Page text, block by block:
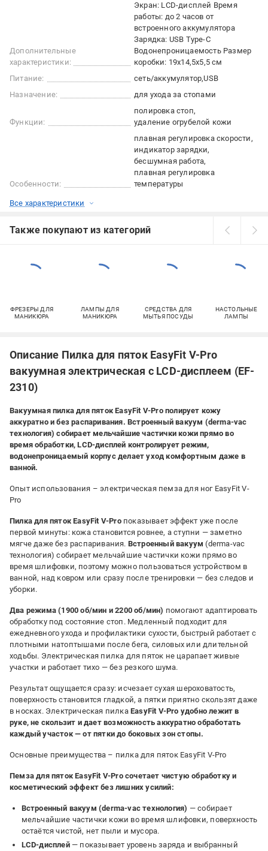
Дополнительные
характеристики:
Экран: LCD-дисплей Время
работы: до 2 часов от
встроенного аккумулятора
Зарядка: USB Type-C
Водонепроницаемость Размер
коробки: 19x14,5x5,5 см
Питание:
сеть/аккумулятор USB
Назначение:
для ухода за стопами
Функции:
полировка стоп
удаление огрубелой кожи
Особенности:
плавная регулировка скорости
индикатор зарядки
бесшумная работа
плавная регулировка
температуры
Все характеристики
Также покупают из категорий
ФРЕЗЕРЫ ДЛЯ
МАНИКЮРА
ЛАМПЫ ДЛЯ
МАНИКЮРА
СРЕДСТВА ДЛЯ
МЫТЬЯ ПОСУДЫ
НАСТОЛЬНЫЕ
ЛАМПЫ
Описание Пилка для пяток EasyFit V-Pro
вакуумная электрическая с LCD-дисплеем (EF-
2310)
Вакуумная пилка для пяток EasyFit V-Pro полирует кожу
аккуратно и без распаривания. Встроенный вакуум (derma-vac
технология) собирает мельчайшие частички кожи прямо во
время обработки, LCD-дисплей контролирует режим,
водонепроницаемый корпус делает уход комфортным даже в
ванной.
Опыт использования – электрическая пемза для ног EasyFit V-
Pro
Пилка для пяток EasyFit V-Proпоказывает эффект уже после
первой минуты: кожа становится ровнее, а ступни — заметно
мягче даже без распаривания. Встроенный вакуум (derma-vac
технология) собирает мельчайшие частички кожи прямо во
время шлифовки, поэтому можно пользоваться устройством в
ванной, над ковром или сразу после тренировки — без следов и
уборки.
Два режима (1900 об/мин и 2200 об/мин) помогают адаптировать
обработку под состояние стоп. Медленный подходит для
ежедневного ухода и профилактики сухости, быстрый работает с
плотными натоптышами после бега, силовых или длительной
ходьбы. Электрическая пилка для пяток не царапает живые
участки и работает тихо — без резкого шума.
Результат ощущается сразу: исчезает сухая шероховатость,
поверхность становится гладкой, а пятки приятно скользят даже
в носках. Электрическая пилка EasyFit V-Pro удобно лежит в
руке, не скользит и дает возможность аккуратно обработать
каждый участок — от пятки до боковых зон стопы.
Основные преимущества – пилка для пяток EasyFit V-Pro
Пемза для пяток EasyFit V-Pro сочетает чистую обработку и
косметический эффект без лишних усилий:
Встроенный вакуум (derma-vac технология) — собирает
мельчайшие частички кожи во время шлифовки, поверхность
остаётся чистой, нет пыли и мусора.
LCD-дисплей— показывает уровень заряда и выбранный